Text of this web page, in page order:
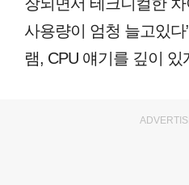
장되면서 테크니컬한
사용량이 엄청 늘고있
램, CPU 얘기를 깊이 있